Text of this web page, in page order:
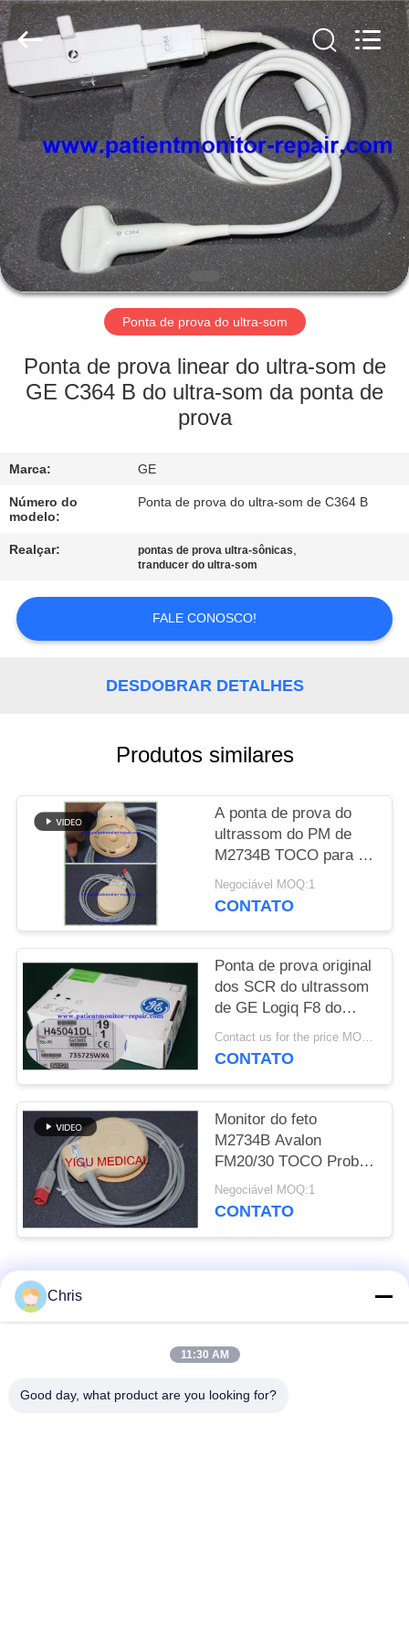
PARA
CASA
PRODUTOS
VÍDEOS
SOBRE
VISITA
CONTROLE
QUALIDADE
CONTACTE-
NOS
ORÇAMENTO
NEWS
MAPA
PRIVACY
POLICY
YIGU
Medical
Equipment
Service
Co.,Ltd.
All
Rights
Reserved.
Ponta de prova do ultra-som
Ponta de prova linear do ultra-som de
GE C364 B do ultra-som da ponta de
prova
Marca: GE
Número do
modelo:
Ponta de prova do ultra-som de C364 B
Realçar: pontas de prova ultra-sônicas,
tranducer do ultra-som
FALE CONOSCO!
DESDOBRAR DETALHES
Produtos similares
A ponta de prova do
ultrassom do PM de
M2734B TOCO para o
equipamento médico
parte a condição de
Negociável MOQ:1
CONTATO
Ponta de prova original
dos SCR do ultrassom
de GE Logiq F8 do
equipamento médico
do hospital
Contact us for the price MOQ:1
CONTATO
Monitor do feto
M2734B Avalon
FM20/30 TOCO Probe
com 90 dias de
garantia
Negociável MOQ:1
CONTATO
Categorias populares
Reparo do módulo do
Chris
11:30 AM
Good day, what product are you looking for?